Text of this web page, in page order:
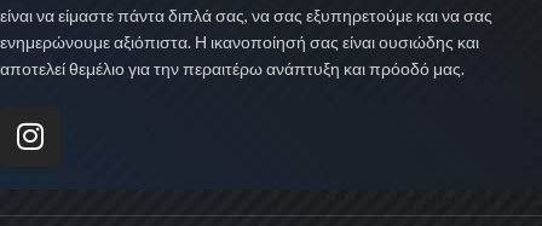
είναι να είμαστε πάντα διπλά σας, να σας εξυπηρετούμε και να σας
ενημερώνουμε αξιόπιστα. Η ικανοποίησή σας είναι ουσιώδης και
αποτελεί θεμέλιο για την περαιτέρω ανάπτυξη και πρόοδό μας.